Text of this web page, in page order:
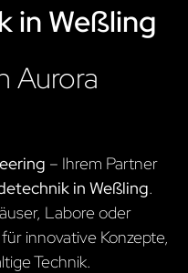
in Weßling
Aurora
– Ihrem Partner
in Weßling.
Labore oder
innovative Konzepte,
Technik.